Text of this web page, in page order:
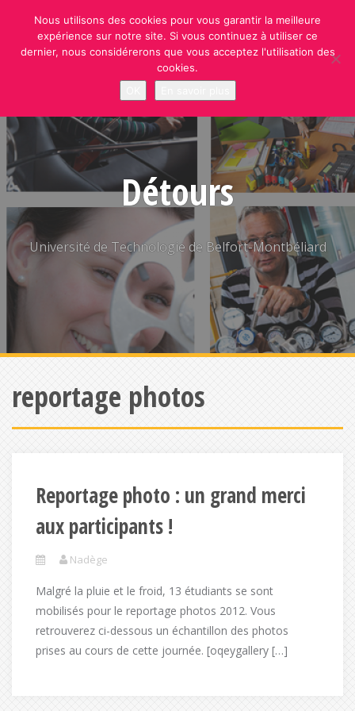
content
Détours
Université de Technologie de Belfort-Montbéliard
reportage photos
Reportage photo : un grand merci
aux participants !
Nadège
Malgré la pluie et le froid, 13 étudiants se sont
mobilisés pour le reportage photos 2012. Vous
retrouverez ci-dessous un échantillon des photos
prises au cours de cette journée. [oqeygallery […]
Nous utilisons des cookies pour vous garantir la meilleure
expérience sur notre site. Si vous continuez à utiliser ce
dernier, nous considérerons que vous acceptez l'utilisation des
cookies.